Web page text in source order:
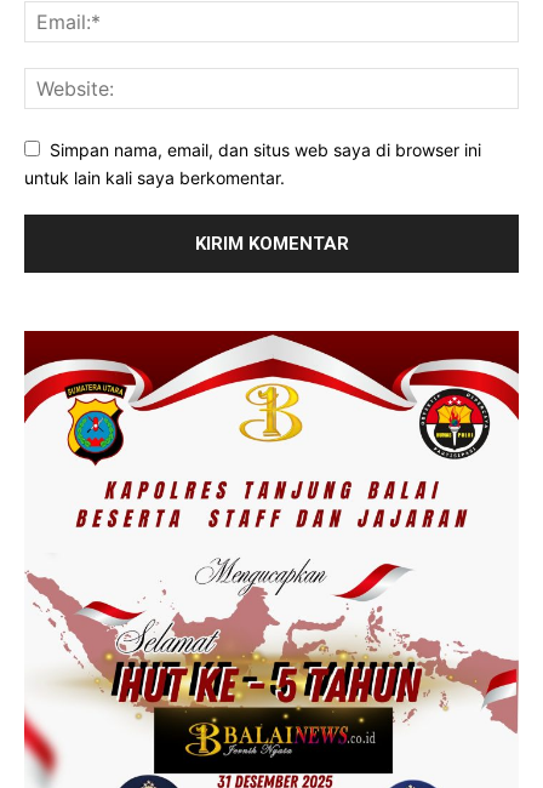
Simpan nama, email, dan situs web saya di browser ini
untuk lain kali saya berkomentar.